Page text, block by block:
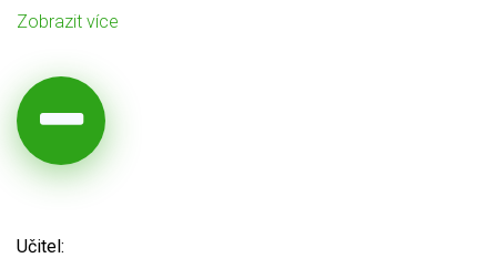
Zobrazit více
Učitel: